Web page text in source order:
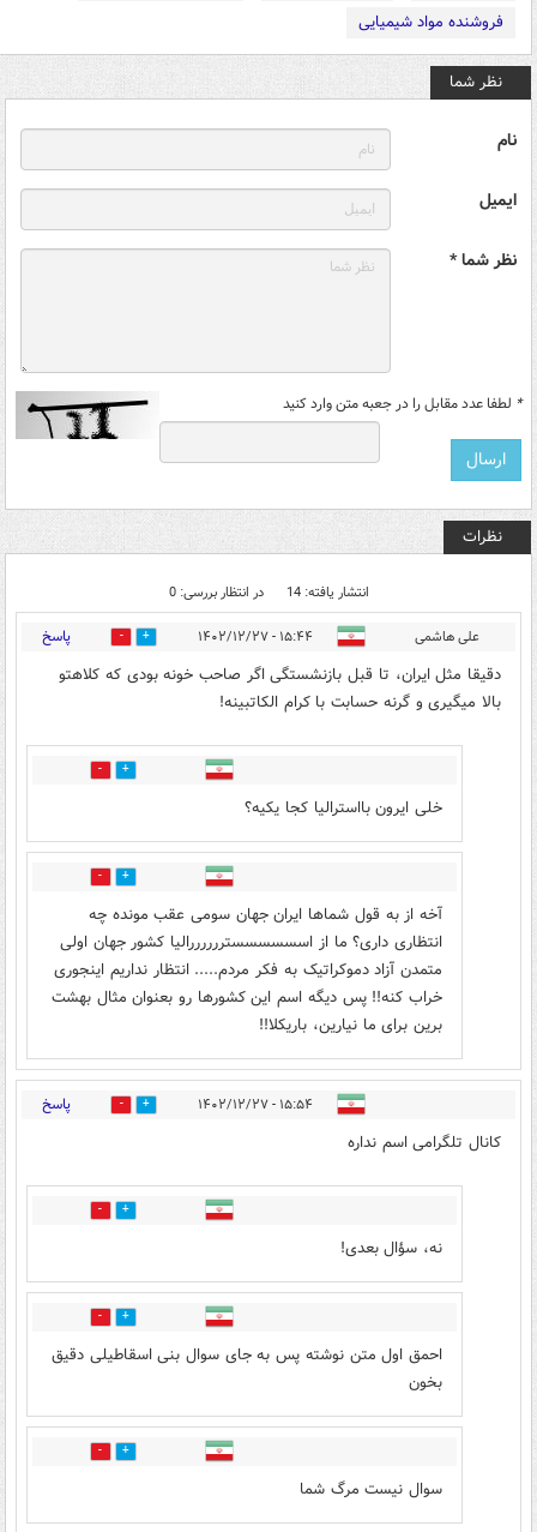
فروشنده مواد شیمیایی
نظر شما
نام
ایمیل
نظر شما *
* لطفا عدد مقابل را در جعبه متن وارد کنید
نظرات
انتشار یافته: 14 در انتظار بررسی: 0
علی هاشمی ۱۵:۴۴ - ۱۴۰۲/۱۲/۲۷ 6 پاسخ
دقیقا مثل ایران، تا قبل بازنشستگی اگر صاحب خونه بودی که کلاهتو
بالا میگیری و گرنه حسابت با کرام الکاتبینه!
3
خلی ایرون بااسترالیا کجا یکیه؟
0
آخه از به قول شماها ایران جهان سومی عقب مونده چه
انتظاری داری؟ ما از اسسسسسستررررررالیا کشور جهان اولی
متمدن آزاد دموکراتیک به فکر مردم..... انتظار نداریم اینجوری
خراب کنه!! پس دیگه اسم این کشورها رو بعنوان مثال بهشت
برین برای ما نیارین، باریکلا!!
۱۵:۵۴ - ۱۴۰۲/۱۲/۲۷ 4 پاسخ
کانال تلگرامی اسم نداره
0
نه، سؤال بعدی!
0
احمق اول متن نوشته پس به جای سوال بنی اسقاطیلی دقیق
بخون
3
سوال نیست مرگ شما